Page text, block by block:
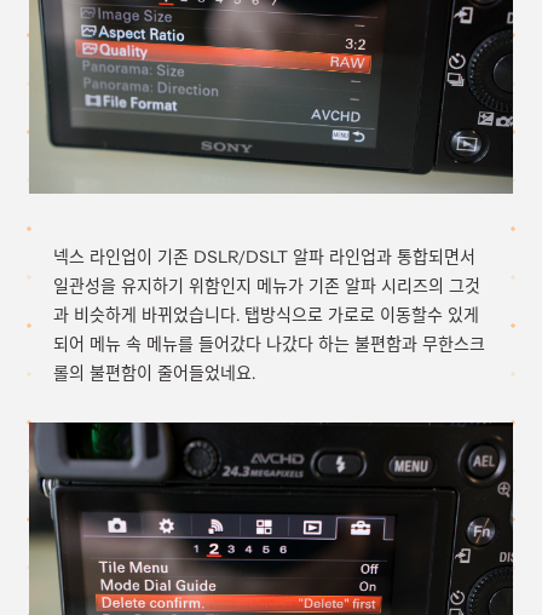
넥스 라인업이 기존 DSLR/DSLT 알파 라인업과 통합되면서
일관성을 유지하기 위함인지 메뉴가 기존 알파 시리즈의 그것
과 비슷하게 바뀌었습니다. 탭방식으로 가로로 이동할수 있게
되어 메뉴 속 메뉴를 들어갔다 나갔다 하는 불편함과 무한스크
롤의 불편함이 줄어들었네요.